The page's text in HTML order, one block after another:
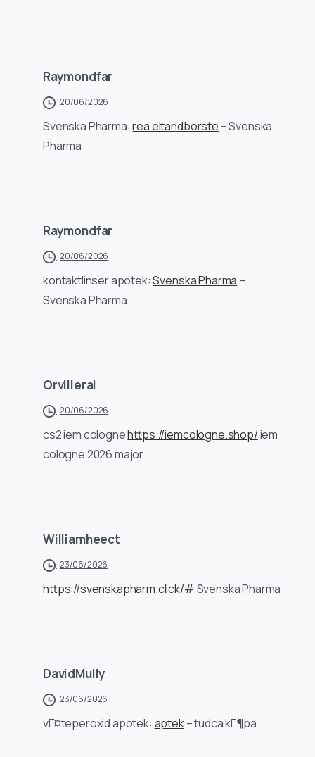
Raymondfar
20/06/2026
Svenska Pharma:rea eltandborste – Svenska
Pharma
Raymondfar
20/06/2026
kontaktlinser apotek:Svenska Pharma –
Svenska Pharma
Orvilleral
20/06/2026
cs2 iem colognehttps://iemcologne.shop/iem
cologne 2026 major
Williamheect
23/06/2026
https://svenskapharm.click/#Svenska Pharma
DavidMully
23/06/2026
vГ¤teperoxid apotek: aptek– tudca kГ¶pa